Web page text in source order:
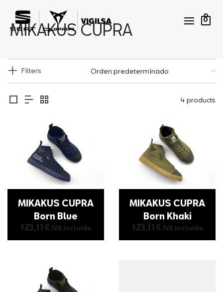
0
MIKAKUS CUPRA
Filters
4 products
MIKAKUS CUPRA
Born Blue
123,11€ IVA incluido
MIKAKUS CUPRA
Born Khaki
123,11€ IVA incluido